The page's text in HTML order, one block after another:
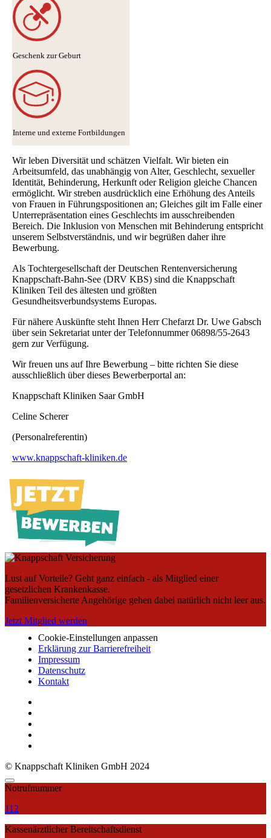
Geschenk zur Geburt
Interne und externe Fortbildungen
Wir leben Diversität und schätzen Vielfalt. Wir bieten ein
Arbeitsumfeld, das unabhängig von Alter, Geschlecht, sexueller
Identität, Behinderung, Herkunft oder Religion gleiche Chancen
ermöglicht. Wir streben ausdrücklich eine Erhöhung des Anteils
von Frauen in Führungspositionen an; Gleiches gilt im Falle einer
Unterrepräsentation eines Geschlechts im ausschreibenden
Bereich. Die Inklusion von Menschen mit Behinderung entspricht
unserem Selbstverständnis, und wir begrüßen daher ihre
Bewerbung.
Als Tochtergesellschaft der Deutschen Rentenversicherung
Knappschaft-Bahn-See (DRV KBS) sind die Knappschaft
Kliniken Teil des ältesten und größten
Gesundheitsverbundsystems Europas.
Für nähere Auskünfte steht Ihnen Herr Chefarzt Dr. Uwe Gabsch
über sein Sekretariat unter der Telefonnummer 06898/55-2643
gern zur Verfügung.
Wir freuen uns auf Ihre Bewerbung – bitte richten Sie diese
ausschließlich über dieses Bewerberportal an:
Knappschaft Kliniken Saar GmbH
Celine Scherer
(Personalreferentin)
www.knappschaft-kliniken.de
Lust auf Vorteile? Geht ganz einfach - als Mitglied einer
gesetzlichen Krankenkasse.
Familienversicherte Angehörige gehen dabei natürlich nicht leer aus.
Jetzt Mitglied werden
Cookie-Einstellungen anpassen
Erklärung zur Barrierefreiheit
Impressum
Datenschutz
Kontakt
© Knappschaft Kliniken GmbH 2024
Notrufnummer
112
Kassenärztlicher Bereitschaftsdienst